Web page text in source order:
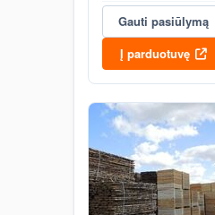
Gauti pasiūlymą
Į parduotuvę